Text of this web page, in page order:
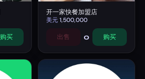
购买
开一家快餐加盟店
美元1,500,000
出售 0 购买